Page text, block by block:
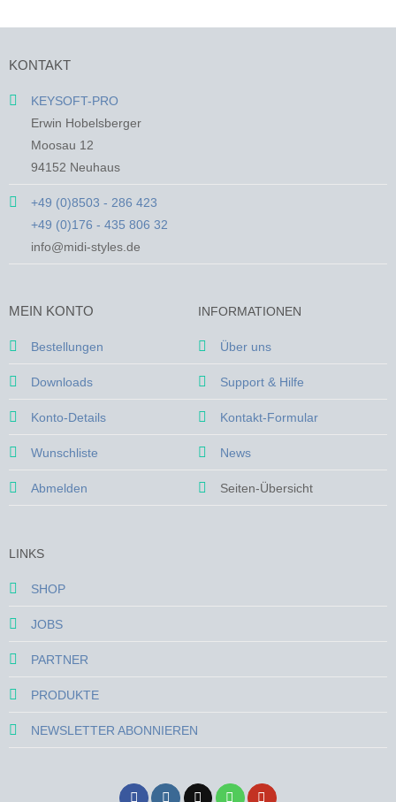
auf.
Optionen
auf
der
Produktseite
gewählt
werden
der
KONTAKT
KEYSOFT-PRO
Erwin Hobelsberger
Moosau 12
94152 Neuhaus
+49 (0)8503 - 286 423
+49 (0)176 - 435 806 32
info@midi-styles.de
MEIN KONTO
Bestellungen
Downloads
Konto-Details
Wunschliste
Abmelden
INFORMATIONEN
Über uns
Support & Hilfe
Kontakt-Formular
News
Seiten-Übersicht
LINKS
SHOP
JOBS
PARTNER
PRODUKTE
NEWSLETTER ABONNIEREN